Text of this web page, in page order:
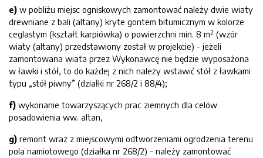
e) w pobliżu miejsc ogniskowych zamontować należy dwie wiaty
drewniane z bali (altany) kryte gontem bitumicznym w kolorze
ceglastym (kształt karpiówka) o powierzchni min. 8 m2 (wzór
wiaty (altany) przedstawiony został w projekcie) - jeżeli
zamontowana wiata przez Wykonawcę nie będzie wyposażona
w ławki i stół, to do każdej z nich należy wstawić stół z ławkami
typu „stół piwny” (działki nr 268/2 i 88/4);
f) wykonanie towarzyszących prac ziemnych dla celów
posadowienia ww. altan,
g) remont wraz z miejscowymi odtworzeniami ogrodzenia terenu
pola namiotowego (działka nr 268/2) - należy zamontować